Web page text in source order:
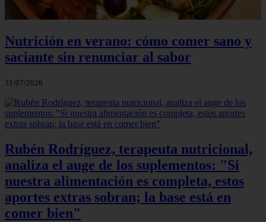
Nutrición en verano: cómo comer sano y
saciante sin renunciar al sabor
31/07/2026
Rubén Rodríguez, terapeuta nutricional,
analiza el auge de los suplementos: "Si
nuestra alimentación es completa, estos
aportes extras sobran; la base está en
comer bien"